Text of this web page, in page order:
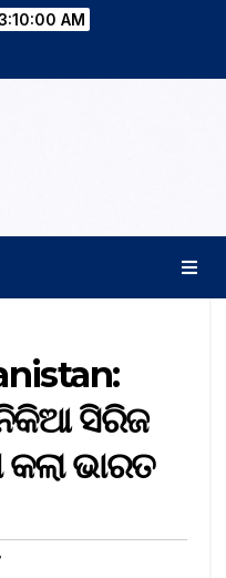
3:10:01 AM
ସିରିଜ
ଭାରତ